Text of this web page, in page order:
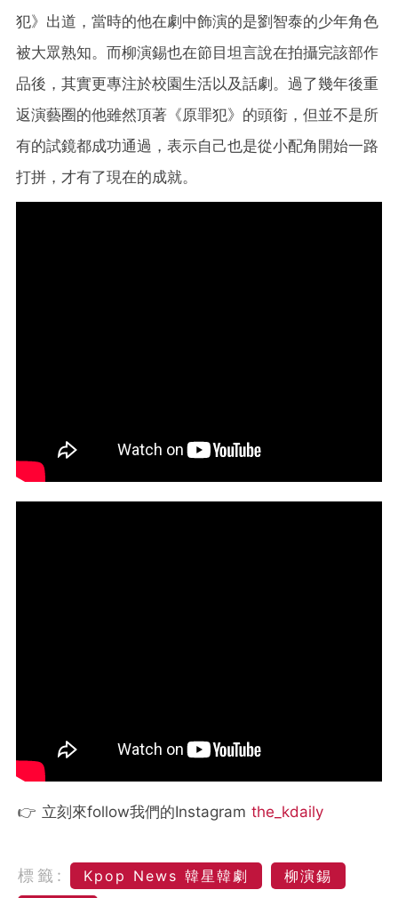
犯》出道，當時的他在劇中飾演的是劉智泰的少年角色
被大眾熟知。而柳演錫也在節目坦言說在拍攝完該部作
品後，其實更專注於校園生活以及話劇。過了幾年後重
返演藝圈的他雖然頂著《原罪犯》的頭銜，但並不是所
有的試鏡都成功通過，表示自己也是從小配角開始一路
打拼，才有了現在的成就。
👉 立刻來follow我們的Instagram the_kdaily
標籤: Kpop News 韓星韓劇
柳演錫